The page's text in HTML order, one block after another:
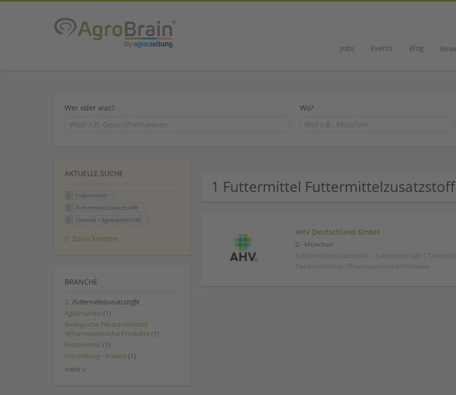
Jobs Events Blog
Wer oder was? Wo?
1 Futtermittel
AHV Deutschland GmbH
München
Futtermittelzusatzstoffe | Landwirtschaft |
Tierarzneimittel \Pharmazeutische Produkte
AKTUELLE SUCHE
Futtermittel
Futtermittelzusatzstoffe
Umwelt / Agrarwirtschaft
Zurücksetzen
BRANCHE
Futtermittelzusatzstoffe
Agrarhandel (1)
Biologische Tierarzneimittel
\Pharmazeutische Produkte (1)
Futtermittel (1)
Herstellung - Andere (1)
mehr »